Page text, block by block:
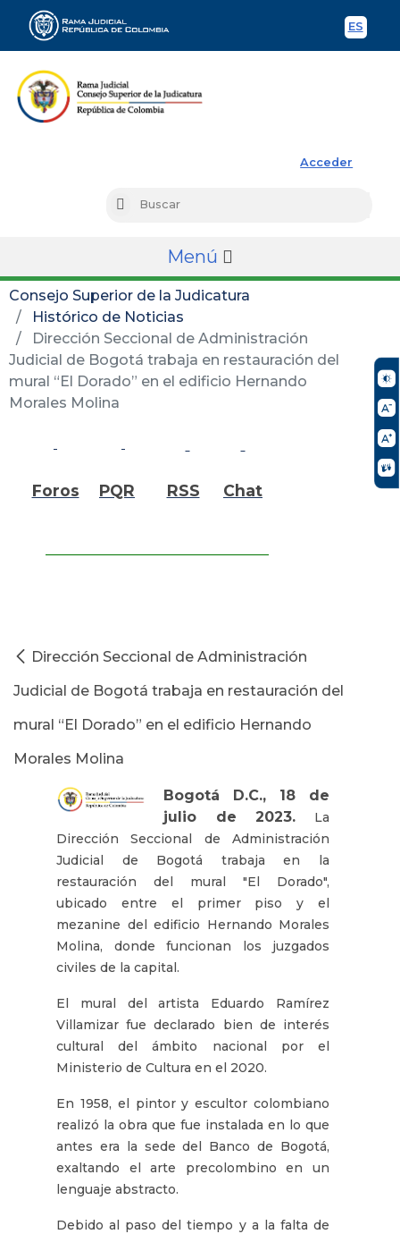
ES
Acceder
Buscar
Menú
Consejo Superior de la Judicatura
Histórico de Noticias
Dirección Seccional de Administración
Judicial de Bogotá trabaja en restauración del
mural “El Dorado” en el edificio Hernando
Morales Molina
Foros PQR RSS Chat
Dirección Seccional de Administración
Judicial de Bogotá trabaja en restauración del
mural “El Dorado” en el edificio Hernando
Morales Molina
Bogotá D.C., 18 de
julio de 2023. La
Dirección Seccional de Administración
Judicial de Bogotá trabaja en la
restauración del mural "El Dorado",
ubicado entre el primer piso y el
mezanine del edificio Hernando Morales
Molina, donde funcionan los juzgados
civiles de la capital.
El mural del artista Eduardo Ramírez
Villamizar fue declarado bien de interés
cultural del ámbito nacional por el
Ministerio de Cultura en el 2020.
En 1958, el pintor y escultor colombiano
realizó la obra que fue instalada en lo que
antes era la sede del Banco de Bogotá,
exaltando el arte precolombino en un
lenguaje abstracto.
Debido al paso del tiempo y a la falta de